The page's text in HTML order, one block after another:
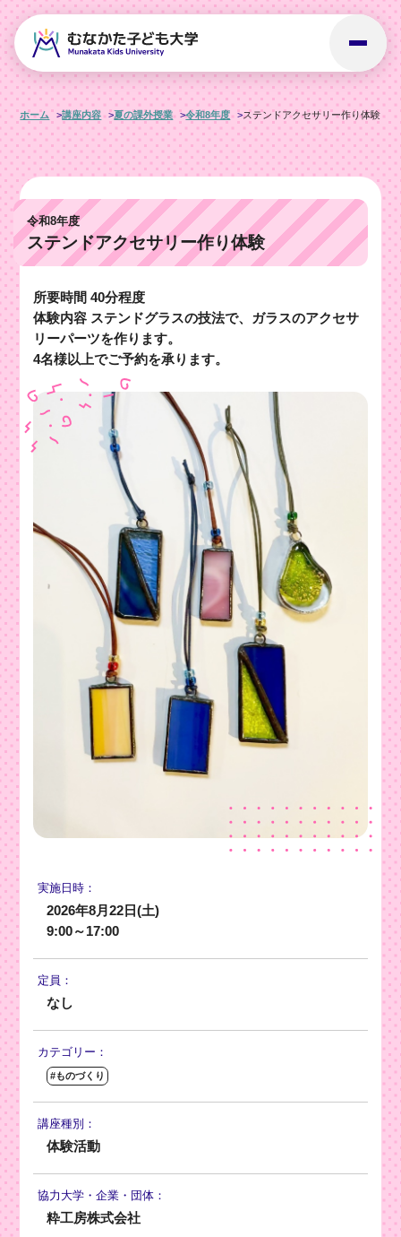
ホーム 講座内容 夏の課外授業 令和8年度 ステンドアクセサリー作り体験
令和8年度
ステンドアクセサリー作り体験
所要時間 40分程度
体験内容 ステンドグラスの技法で、ガラスのアクセサ
リーパーツを作ります。
4名様以上でご予約を承ります。
実施日時：
2026年8月22日(土)
9:00～17:00
定員：
なし
カテゴリー：
#ものづくり
講座種別：
体験活動
協力大学・企業・団体：
粋工房株式会社